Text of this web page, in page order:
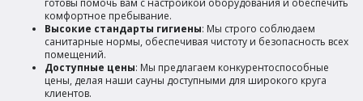
готовы помочь вам с настройкой оборудования и обеспечить
комфортное пребывание.
Высокие стандарты гигиены: Мы строго соблюдаем
санитарные нормы, обеспечивая чистоту и безопасность всех
помещений.
Доступные цены: Мы предлагаем конкурентоспособные
цены, делая наши сауны доступными для широкого круга
клиентов.